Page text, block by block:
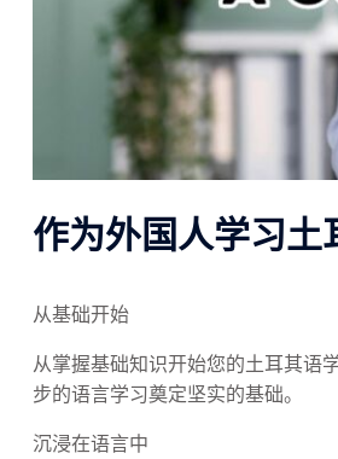
作为外国人学习土
从基础开始
从掌握基础知识开始您的土耳其语
步的语言学习奠定坚实的基础。
沉浸在语言中